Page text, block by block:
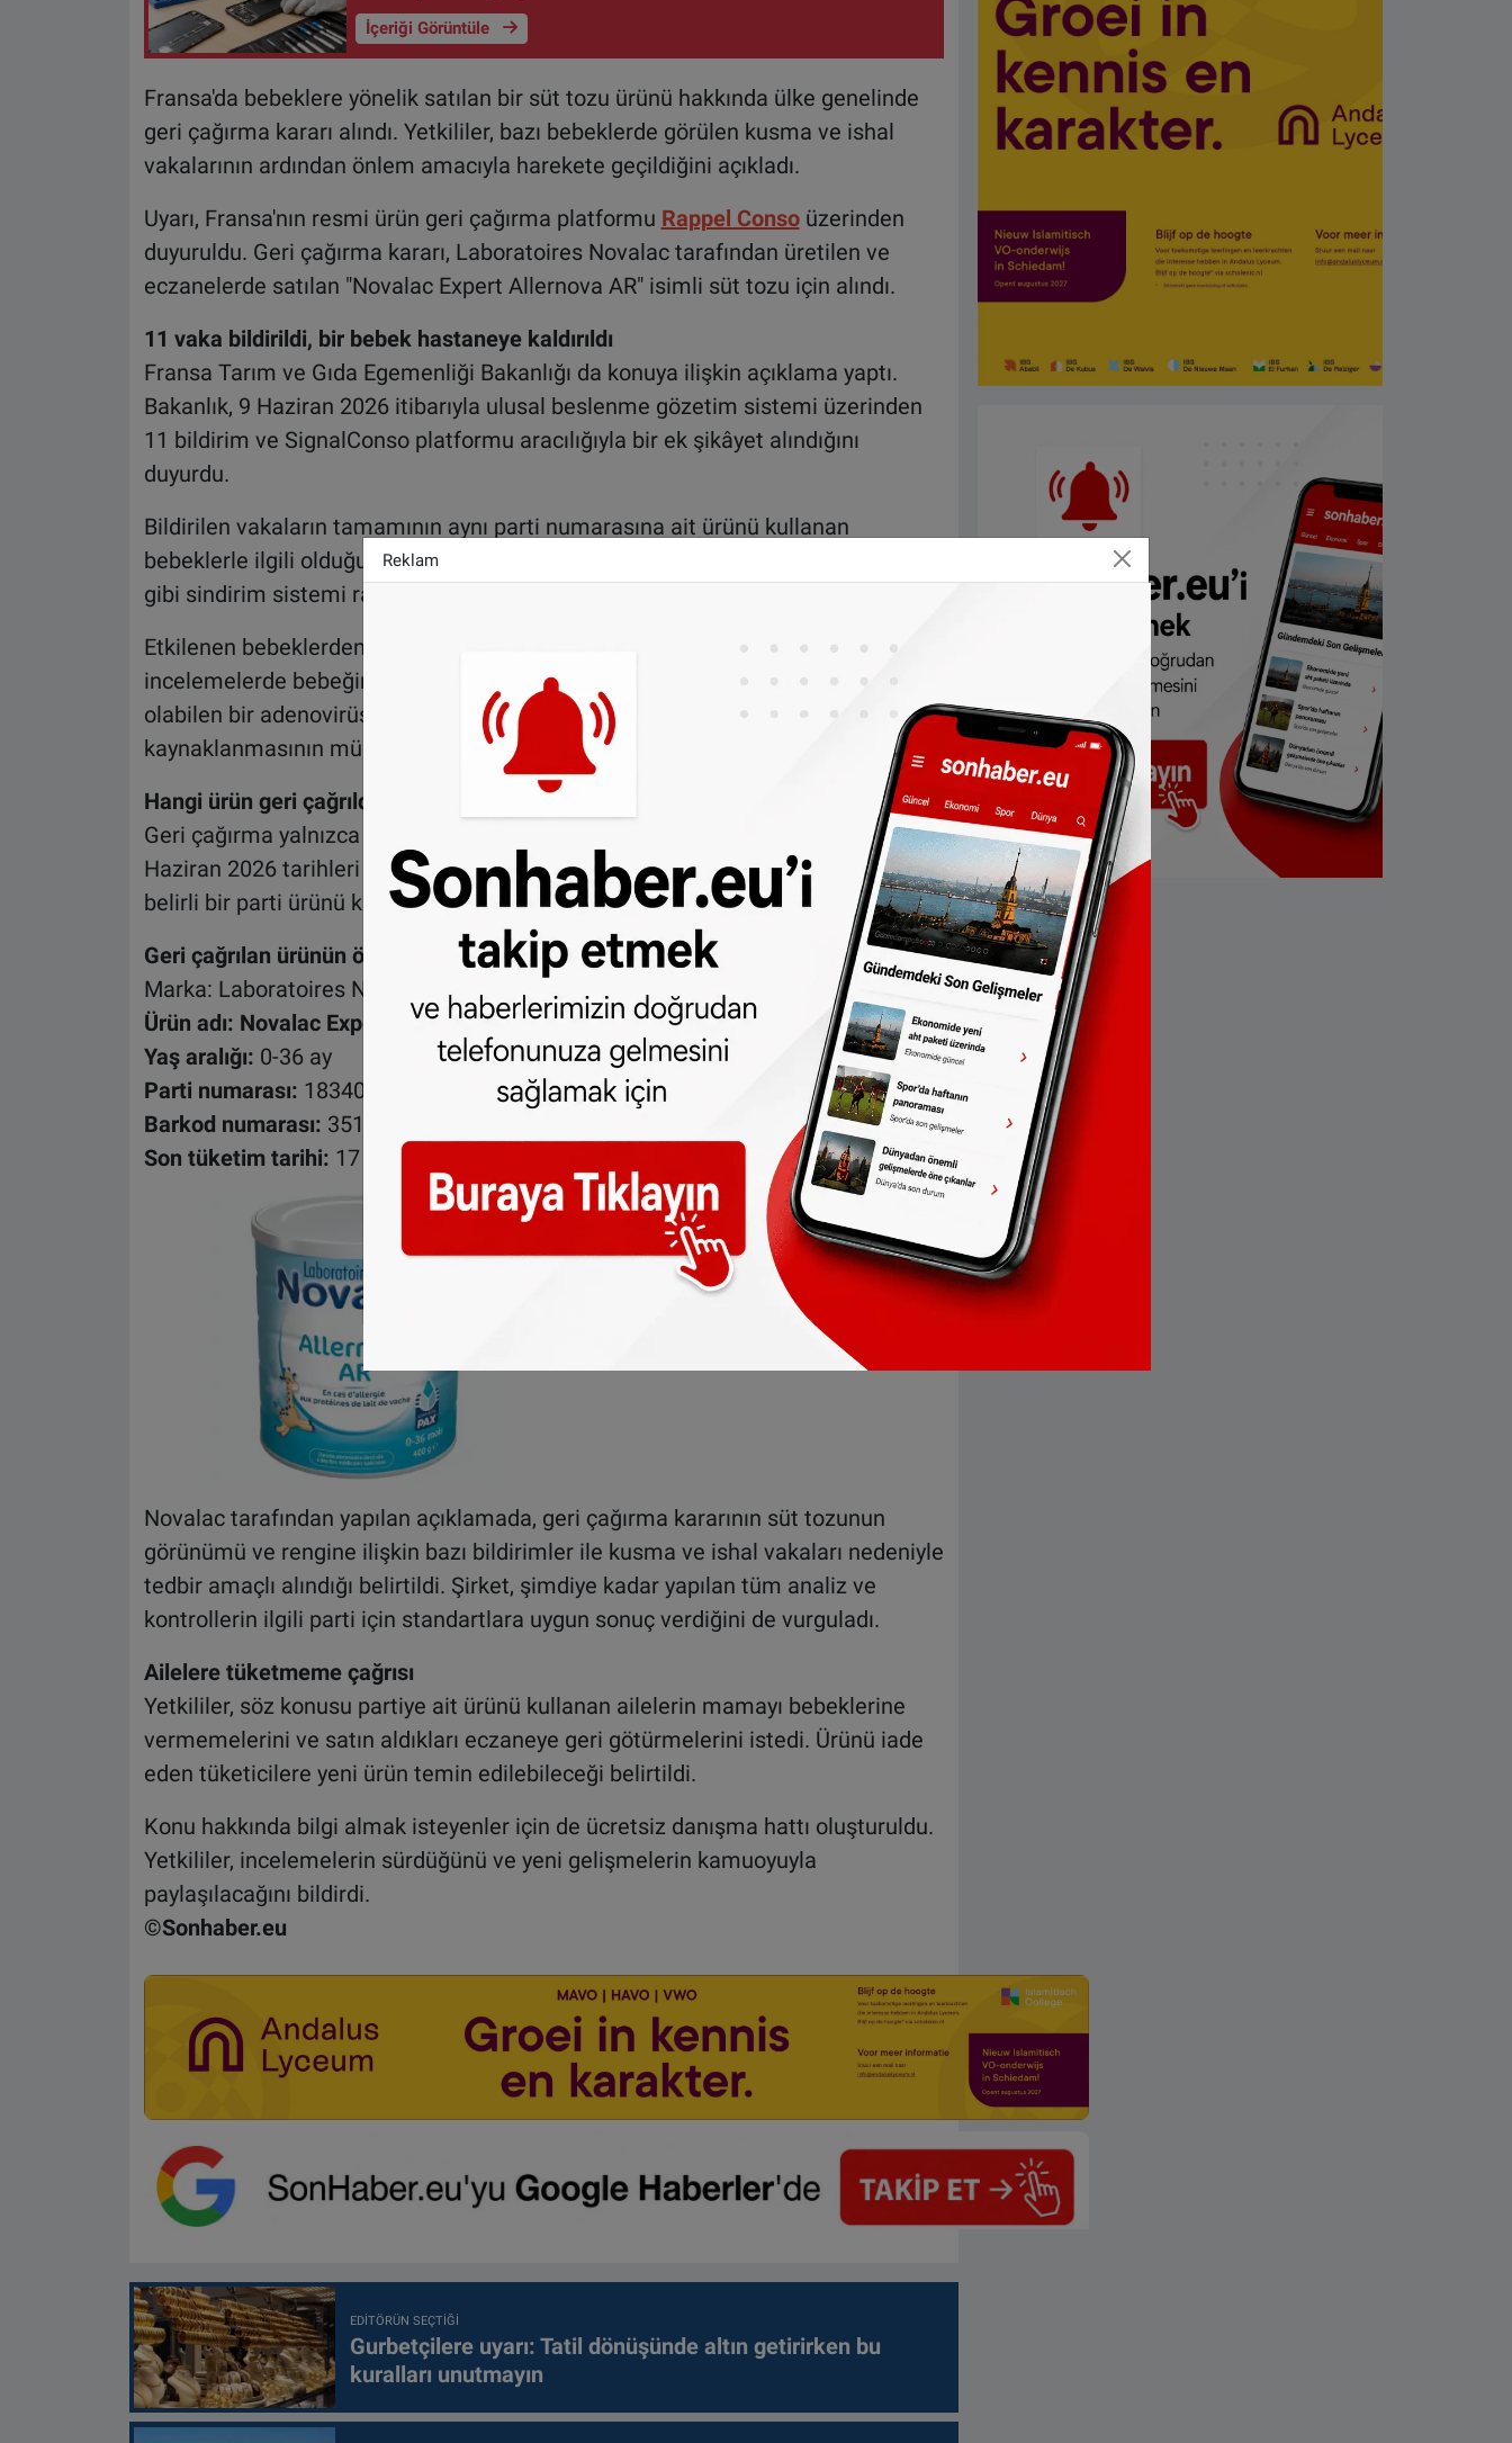
İçeriği Görüntüle
Fransa'da bebeklere yönelik satılan bir süt tozu ürünü hakkında ülke genelinde
geri çağırma kararı alındı. Yetkililer, bazı bebeklerde görülen kusma ve ishal
vakalarının ardından önlem amacıyla harekete geçildiğini açıkladı.
Uyarı, Fransa'nın resmi ürün geri çağırma platformu Rappel Consoüzerinden
duyuruldu. Geri çağırma kararı, Laboratoires Novalac tarafından üretilen ve
eczanelerde satılan "Novalac Expert Allernova AR" isimli süt tozu için alındı.
11 vaka bildirildi, bir bebek hastaneye kaldırıldı
Fransa Tarım ve Gıda Egemenliği Bakanlığı da konuya ilişkin açıklama yaptı.
Bakanlık, 9 Haziran 2026 itibarıyla ulusal beslenme gözetim sistemi üzerinden
11 bildirim ve SignalConso platformu aracılığıyla bir ek şikâyet alındığını
duyurdu.
Bildirilen vakaların tamamının aynı parti numarasına ait ürünü kullanan
bebeklerle ilgili olduğu belirtildi. Şikâyetlerin büyük bölümünü kusma ve ishal
gibi sindirim sistemi rahatsızlıkları oluşturdu.
Etkilenen bebeklerden birinin hastaneye kaldırıldığı açıklandı. Yapılan
incelemelerde bebeğin dışkısında mide-bağırsak enfeksiyonlarına neden
olabilen bir adenovirüs tespit edildiği, ancak bu virüsün mamadan
kaynaklanmasının mümkün görünmediği ifade edildi.
Hangi ürün geri çağrıldı?
Geri çağırma yalnızca 400 gramlık ambalajlarda satılan ve 1 Nisan ile 12
Haziran 2026 tarihleri arasında Fransa genelindeki eczanelerde satışa sunulan
belirli bir parti ürünü kapsıyor.
Geri çağrılan ürünün özellikleri:
Marka: Laboratoires Novalac
Ürün adı: Novalac Expert Allernova AR (400 g)
Yaş aralığı: 0-36 ay
Parti numarası: 183403
Barkod numarası: 3518073772016
Son tüketim tarihi: 17 Temmuz 2028
Novalac tarafından yapılan açıklamada, geri çağırma kararının süt tozunun
görünümü ve rengine ilişkin bazı bildirimler ile kusma ve ishal vakaları nedeniyle
tedbir amaçlı alındığı belirtildi. Şirket, şimdiye kadar yapılan tüm analiz ve
kontrollerin ilgili parti için standartlara uygun sonuç verdiğini de vurguladı.
Ailelere tüketmeme çağrısı
Yetkililer, söz konusu partiye ait ürünü kullanan ailelerin mamayı bebeklerine
vermemelerini ve satın aldıkları eczaneye geri götürmelerini istedi. Ürünü iade
eden tüketicilere yeni ürün temin edilebileceği belirtildi.
Konu hakkında bilgi almak isteyenler için de ücretsiz danışma hattı oluşturuldu.
Yetkililer, incelemelerin sürdüğünü ve yeni gelişmelerin kamuoyuyla
paylaşılacağını bildirdi.
©Sonhaber.eu
EDITÖRÜN SEÇTIĞI
Gurbetçilere uyarı: Tatil dönüşünde altın getirirken bu
kuralları unutmayın
Reklam